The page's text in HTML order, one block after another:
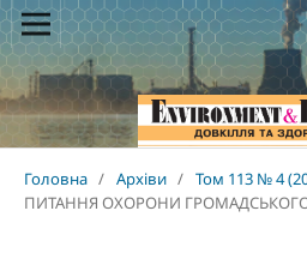
Головна / Архіви / Том 113 № 4
ПИТАННЯ ОХОРОНИ ГРОМАДСЬКОГО